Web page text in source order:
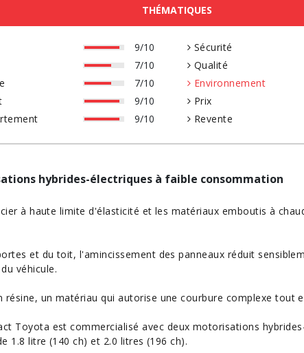
THÉMATIQUES
9/10
7/10
7/10
9/10
9/10
Sécurité
Qualité
Environnement
Prix
Revente
hybrides-électriques à faible consommation
à haute limite d'élasticité et les matériaux emboutis à
et du toit, l'amincissement des panneaux réduit
véhicule.
résine, un matériau qui autorise une courbure complexe tout
Toyota est commercialisé avec deux motorisations
1.8 litre (140 ch) et 2.0 litres (196 ch).